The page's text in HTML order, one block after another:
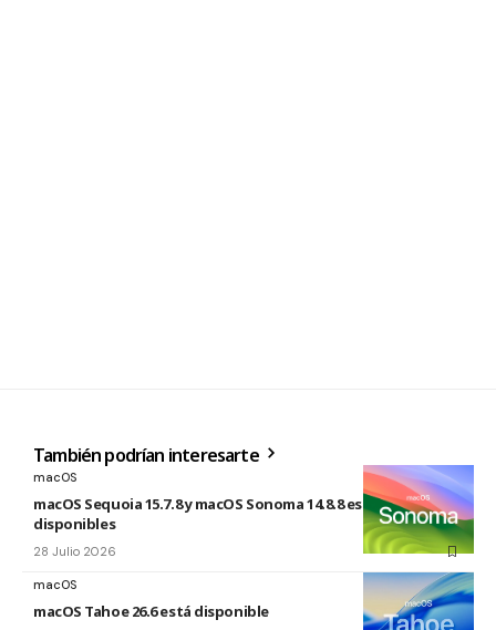
También podrían interesarte
macOS
macOS Sequoia 15.7.8 y macOS Sonoma 14.8.8 están
disponibles
28 Julio 2026
macOS
macOS Tahoe 26.6 está disponible